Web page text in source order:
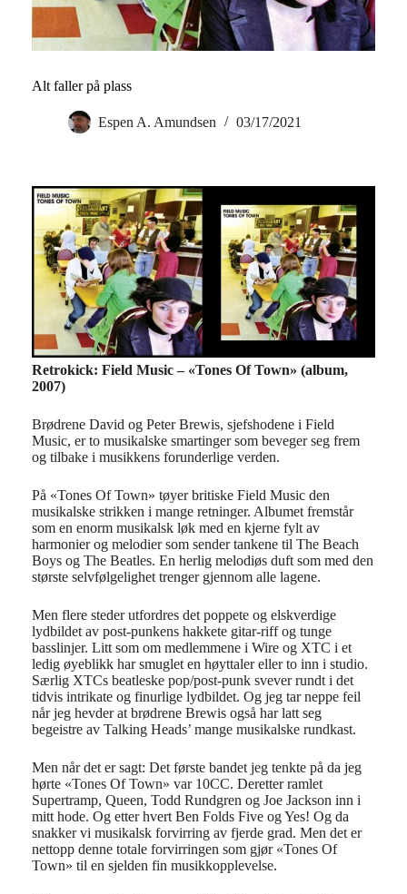
Alt faller på plass
Espen A. Amundsen 03/17/2021
Retrokick: Field Music – «Tones Of Town» (album,
2007)
Brødrene David og Peter Brewis, sjefshodene i Field
Music, er to musikalske smartinger som beveger seg frem
og tilbake i musikkens forunderlige verden.
På «Tones Of Town» tøyer britiske Field Music den
musikalske strikken i mange retninger. Albumet fremstår
som en enorm musikalsk løk med en kjerne fylt av
harmonier og melodier som sender tankene til The Beach
Boys og The Beatles. En herlig melodiøs duft som med den
største selvfølgelighet trenger gjennom alle lagene.
Men flere steder utfordres det poppete og elskverdige
lydbildet av post-punkens hakkete gitar-riff og tunge
basslinjer. Litt som om medlemmene i Wire og XTC i et
ledig øyeblikk har smuglet en høyttaler eller to inn i studio.
Særlig XTCs beatleske pop/post-punk svever rundt i det
tidvis intrikate og finurlige lydbildet. Og jeg tar neppe feil
når jeg hevder at brødrene Brewis også har latt seg
begeistre av Talking Heads’ mange musikalske rundkast.
Men når det er sagt: Det første bandet jeg tenkte på da jeg
hørte «Tones Of Town» var 10CC. Deretter ramlet
Supertramp, Queen, Todd Rundgren og Joe Jackson inn i
mitt hode. Og etter hvert Ben Folds Five og Yes! Og da
snakker vi musikalsk forvirring av fjerde grad. Men det er
nettopp denne totale forvirringen som gjør «Tones Of
Town» til en sjelden fin musikkopplevelse.